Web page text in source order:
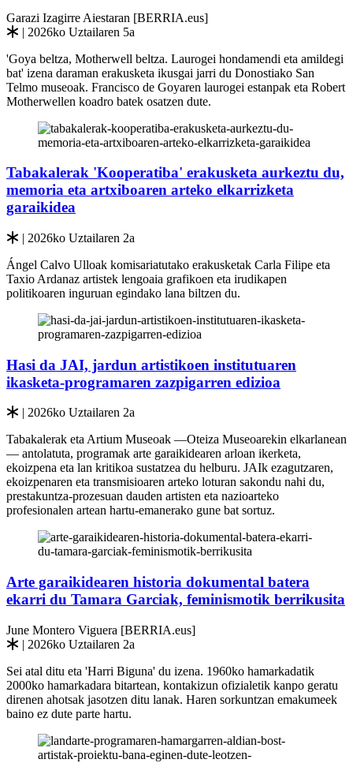
Garazi Izagirre Aiestaran [BERRIA.eus]
| 2026ko Uztailaren 5a
'Goya beltza, Motherwell beltza. Laurogei hondamendi eta amildegi
bat' izena daraman erakusketa ikusgai jarri du Donostiako San
Telmo museoak. Francisco de Goyaren laurogei estanpak eta Robert
Motherwellen koadro batek osatzen dute.
Tabakalerak 'Kooperatiba' erakusketa aurkeztu du,
memoria eta artxiboaren arteko elkarrizketa
garaikidea
| 2026ko Uztailaren 2a
Ángel Calvo Ulloak komisariatutako erakusketak Carla Filipe eta
Taxio Ardanaz artistek lengoaia grafikoen eta irudikapen
politikoaren inguruan egindako lana biltzen du.
Hasi da JAI, jardun artistikoen institutuaren
ikasketa-programaren zazpigarren edizioa
| 2026ko Uztailaren 2a
Tabakalerak eta Artium Museoak —Oteiza Museoarekin elkarlanean
— antolatuta, programak arte garaikidearen arloan ikerketa,
ekoizpena eta lan kritikoa sustatzea du helburu. JAIk ezagutzaren,
ekoizpenaren eta transmisioaren arteko loturan sakondu nahi du,
prestakuntza-prozesuan dauden artisten eta nazioarteko
profesionalen artean hartu-emanerako gune bat sortuz.
Arte garaikidearen historia dokumental batera
ekarri du Tamara Garciak, feminismotik berrikusita
June Montero Viguera [BERRIA.eus]
| 2026ko Uztailaren 2a
Sei atal ditu eta 'Harri Biguna' du izena. 1960ko hamarkadatik
2000ko hamarkadara bitartean, kontakizun ofizialetik kanpo geratu
direnen ahotsak jasotzen ditu lanak. Haren sorkuntzan emakumeek
baino ez dute parte hartu.